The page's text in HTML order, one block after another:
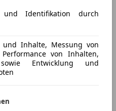
und Identifikation durch
und Inhalte, Messung von
von Inhalten,
sowie Entwicklung und
und Bild: Bernd Conrad)
im ersten Test: Die